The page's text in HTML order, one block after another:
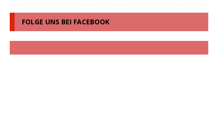
FOLGE UNS BEI FACEBOOK